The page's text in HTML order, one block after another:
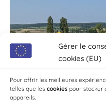
Gérer le
cookies (EU)
Pour offrir les meilleures
telles que les cookies pour stocker
appareils.